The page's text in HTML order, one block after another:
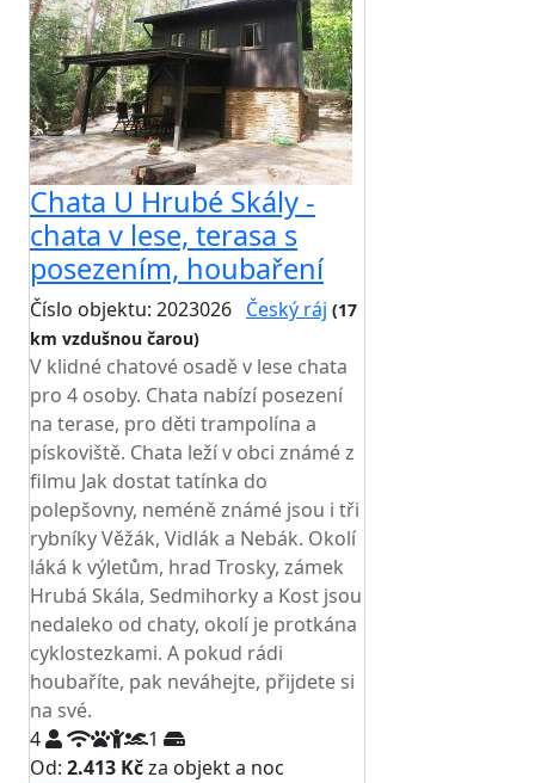
Chata U Hrubé Skály -
chata v lese, terasa s
posezením, houbaření
Číslo objektu: 2023026 Český ráj (17
km vzdušnou čarou)
V klidné chatové osadě v lese chata
pro 4 osoby. Chata nabízí posezení
na terase, pro děti trampolína a
pískoviště. Chata leží v obci známé z
filmu Jak dostat tatínka do
polepšovny, neméně známé jsou i tři
rybníky Věžák, Vidlák a Nebák. Okolí
láká k výletům, hrad Trosky, zámek
Hrubá Skála, Sedmihorky a Kost jsou
nedaleko od chaty, okolí je protkána
cyklostezkami. A pokud rádi
houbaříte, pak neváhejte, přijdete si
na své.
4
1
Od: 2.413 Kčza objekt a noc